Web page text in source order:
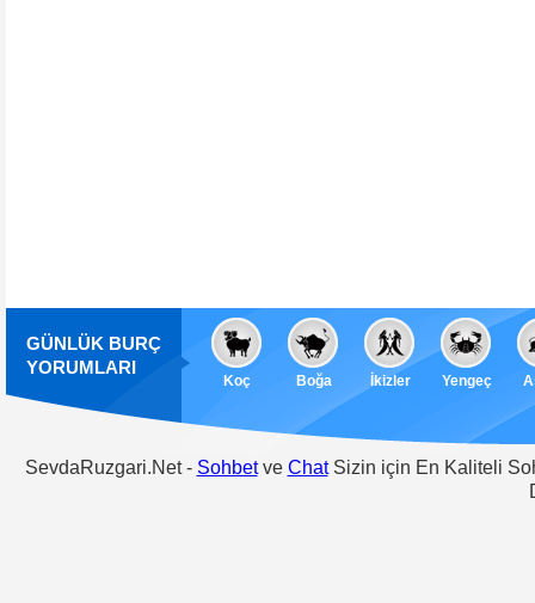
GÜNLÜK BURÇ
YORUMLARI
Koç Boğa İkizler Yengeç
SevdaRuzgari.Net - Sohbetve ChatSizin için En Kaliteli